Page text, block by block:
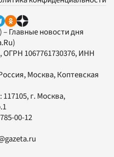
– Главные новости дня
, ОГРН 1067761730376, ИНН
Москва, Коптевская
117105, г. Москва,
00-12